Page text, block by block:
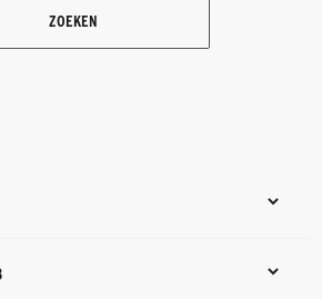
ZOEKEN